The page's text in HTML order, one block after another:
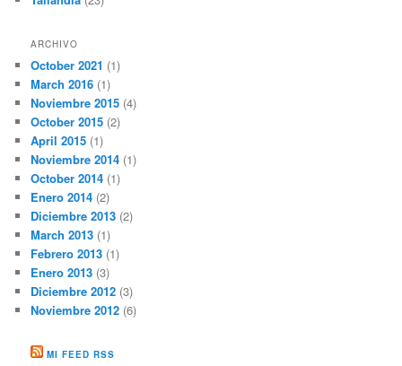
ARCHIVO
October 2021 (1)
March 2016 (1)
Noviembre 2015 (4)
October 2015 (2)
April 2015 (1)
Noviembre 2014 (1)
October 2014 (1)
Enero 2014 (2)
Diciembre 2013 (2)
March 2013 (1)
Febrero 2013 (1)
Enero 2013 (3)
Diciembre 2012 (3)
Noviembre 2012 (6)
MI FEED RSS